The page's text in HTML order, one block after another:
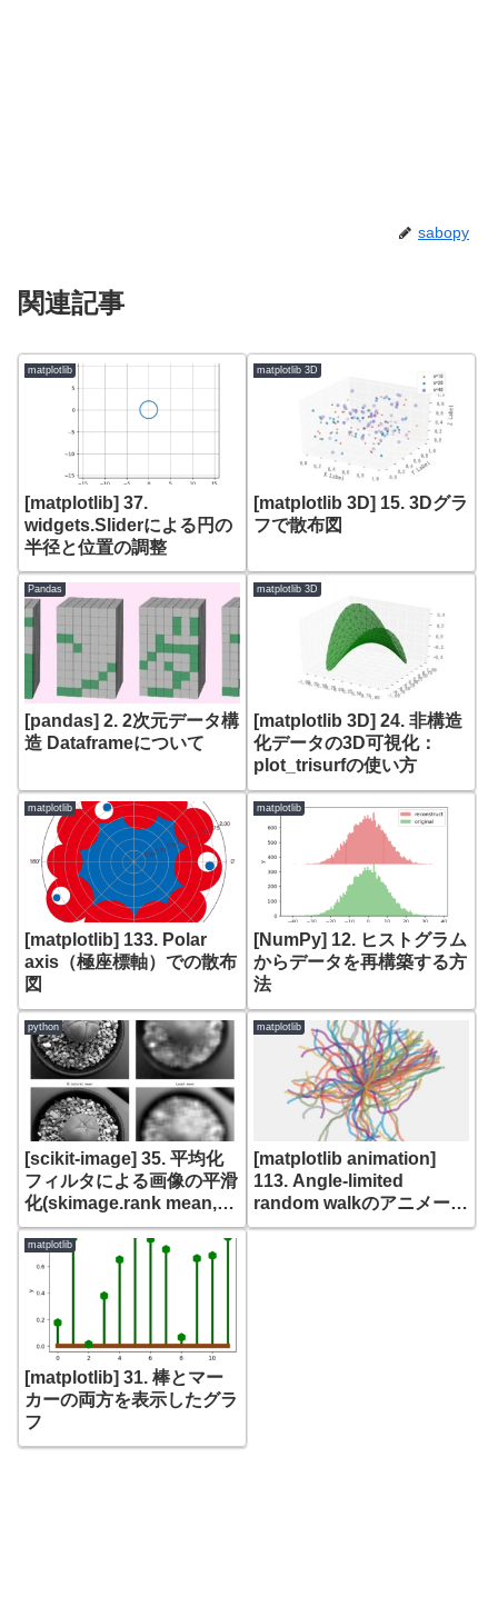
sabopy
関連記事
matplotlib
[matplotlib] 37.
widgets.Sliderによる円の
半径と位置の調整
matplotlib 3D
[matplotlib 3D] 15. 3Dグラ
フで散布図
Pandas
[pandas] 2. 2次元データ構
造 Dataframeについて
matplotlib 3D
[matplotlib 3D] 24. 非構造
化データの3D可視化：
plot_trisurfの使い方
matplotlib
[matplotlib] 133. Polar
axis（極座標軸）での散布
図
matplotlib
[NumPy] 12. ヒストグラム
からデータを再構築する方
法
python
[scikit-image] 35. 平均化
フィルタによる画像の平滑
化(skimage.rank mean,
mean_percentile,
mean_percentile)
matplotlib
[matplotlib animation]
113. Angle-limited
random walkのアニメーシ
ョン
matplotlib
[matplotlib] 31. 棒とマー
カーの両方を表示したグラ
フ